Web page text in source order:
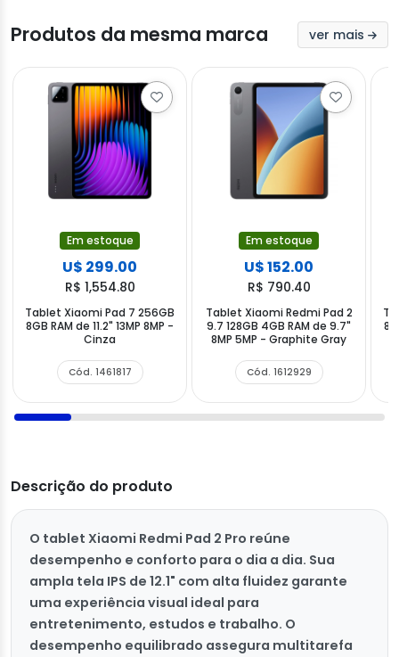
Produtos da mesma marca ver mais
Em estoque
U$ 299.00
R$ 1,554.80
Tablet Xiaomi Pad 7 256GB
8GB RAM de 11.2" 13MP 8MP -
Cinza
Cód. 1461817
Em estoque
U$ 152.00
R$ 790.40
Tablet Xiaomi Redmi Pad 2
9.7 128GB 4GB RAM de 9.7"
8MP 5MP - Graphite Gray
Cód. 1612929
Descrição do produto
O tablet Xiaomi Redmi Pad 2 Pro reúne
desempenho e conforto para o dia a dia. Sua
ampla tela IPS de 12.1" com alta fluidez garante
uma experiência visual ideal para
entretenimento, estudos e trabalho. O
desempenho equilibrado assegura multitarefa